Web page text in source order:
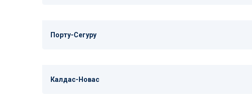
Порту-Сегуру
Калдас-Новас